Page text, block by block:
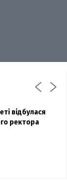
біль»:
вдруге
з весілля
відбулася
ректора